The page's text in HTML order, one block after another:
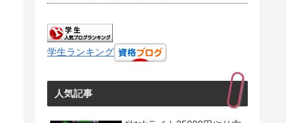
学生ランキング
人気記事